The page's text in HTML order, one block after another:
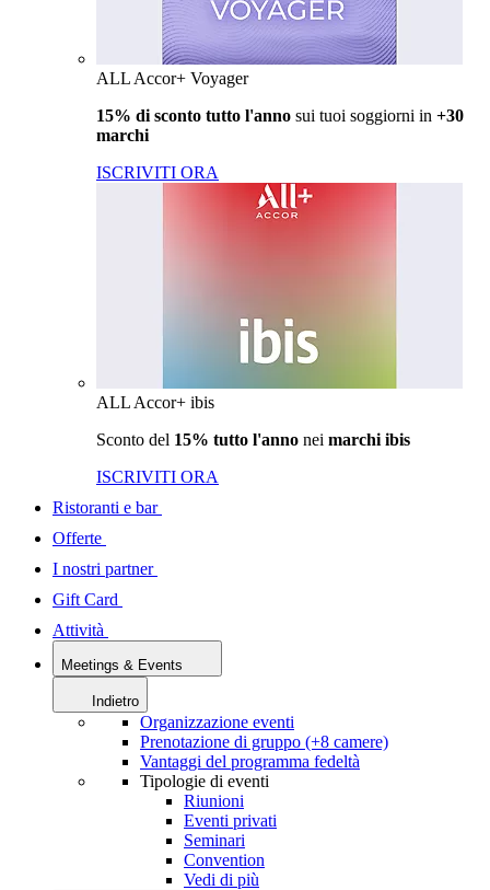
ALL Accor+ Voyager
15% di sconto tutto l'anno sui tuoi soggiorni in +30
marchi
ISCRIVITI ORA
ALL Accor+ ibis
Sconto del 15% tutto l'anno nei marchi ibis
ISCRIVITI ORA
Ristoranti e bar
Offerte
I nostri partner
Gift Card
Attività
Meetings & Events
Indietro
Organizzazione eventi
Prenotazione di gruppo (+8 camere)
Vantaggi del programma fedeltà
Tipologie di eventi
Riunioni
Eventi privati
Seminari
Convention
Vedi di più